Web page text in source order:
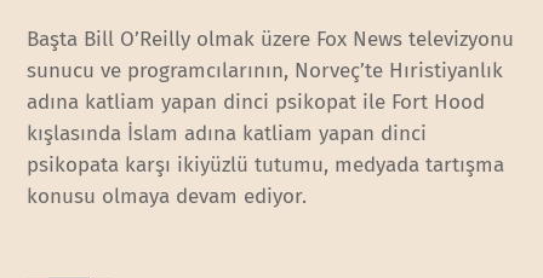
Başta Bill O’Reilly olmak üzere Fox News televizyonu
sunucu ve programcılarının, Norveç’te Hıristiyanlık
adına katliam yapan dinci psikopat ile Fort Hood
kışlasında İslam adına katliam yapan dinci
psikopata karşı ikiyüzlü tutumu, medyada tartışma
konusu olmaya devam ediyor.